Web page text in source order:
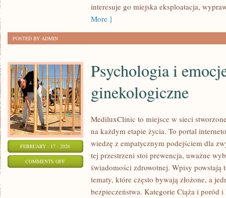
interesuje go miejska eksploatacja,
More ]
POSTED BY ADMIN
FEBRUARY - 17 - 2026
COMMENTS OFFON
Psychologia i
ginekologiczne
MediluxClinic to miejsce w sieci
na każdym etapie życia. To portal
wiedzę z empatycznym podejściem dla
tej przestrzeni stoi prewencja, uważne
świadomości zdrowotnej. Wpisy powstają
tematy, które często bywają złożone, a
bezpieczeństwa. Kategorie Ciąża i poród